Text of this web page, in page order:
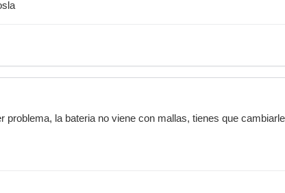
problema, la bateria no viene con mallas, tienes que